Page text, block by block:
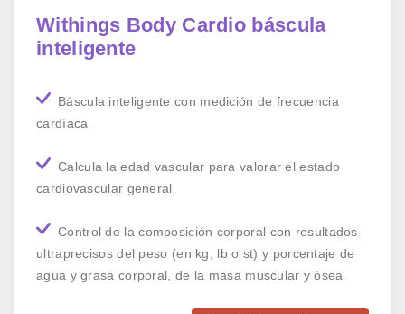
Withings Body Cardio báscula
inteligente
Báscula inteligente con medición de frecuencia
cardíaca
Calcula la edad vascular para valorar el estado
cardiovascular general
Control de la composición corporal con resultados
ultraprecisos del peso (en kg, lb o st) y porcentaje de
agua y grasa corporal, de la masa muscular y ósea